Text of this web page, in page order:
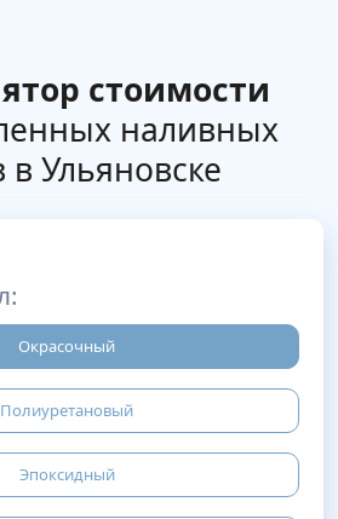
стоимости
наливных
в Ульяновске
Окрасочный
Полиуретановый
Эпоксидный